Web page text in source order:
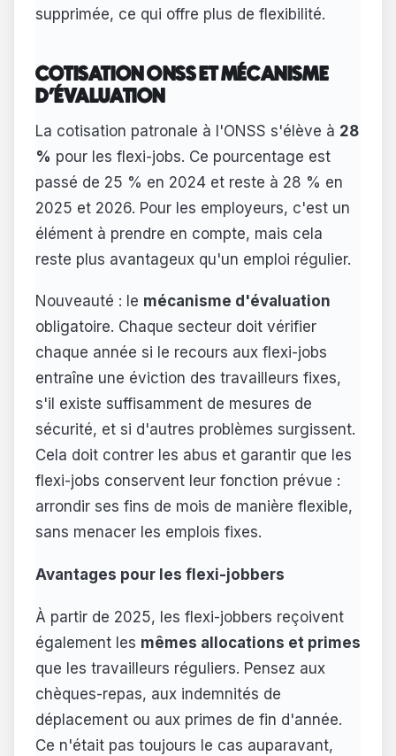
supprimée, ce qui offre plus de flexibilité.
COTISATION ONSS ET MÉCANISME
D'ÉVALUATION
La cotisation patronale à l'ONSS s'élève à 28
% pour les flexi-jobs. Ce pourcentage est
passé de 25 % en 2024 et reste à 28 % en
2025 et 2026. Pour les employeurs, c'est un
élément à prendre en compte, mais cela
reste plus avantageux qu'un emploi régulier.
Nouveauté : le mécanisme d'évaluation
obligatoire. Chaque secteur doit vérifier
chaque année si le recours aux flexi-jobs
entraîne une éviction des travailleurs fixes,
s'il existe suffisamment de mesures de
sécurité, et si d'autres problèmes surgissent.
Cela doit contrer les abus et garantir que les
flexi-jobs conservent leur fonction prévue :
arrondir ses fins de mois de manière flexible,
sans menacer les emplois fixes.
Avantages pour les flexi-jobbers
À partir de 2025, les flexi-jobbers reçoivent
également les mêmes allocations et primes
que les travailleurs réguliers. Pensez aux
chèques-repas, aux indemnités de
déplacement ou aux primes de fin d'année.
Ce n'était pas toujours le cas auparavant,